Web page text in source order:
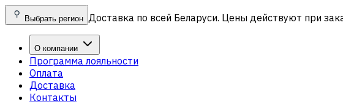
Выбрать регион Доставка по всей Беларуси. Цены действуют при
О компании
Программа лояльности
Оплата
Доставка
Контакты